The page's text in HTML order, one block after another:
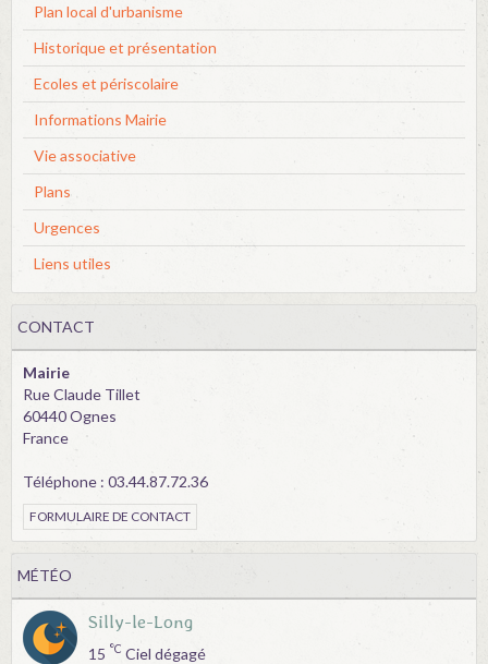
Plan local d'urbanisme
Historique et présentation
Ecoles et périscolaire
Informations Mairie
Vie associative
Plans
Urgences
Liens utiles
CONTACT
Mairie
Rue Claude Tillet
60440 Ognes
France
Téléphone : 03.44.87.72.36
FORMULAIRE DE CONTACT
MÉTÉO
Silly-le-Long
15 °C Ciel dégagé